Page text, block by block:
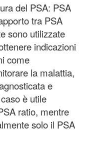
del PSA: PSA
tra PSA
sono utilizzate
indicazioni
come
la malattia,
e
è utile
ratio, mentre
solo il PSA